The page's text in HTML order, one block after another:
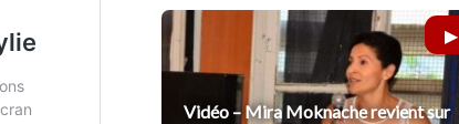
Vidéo – Mira Moknache revient sur